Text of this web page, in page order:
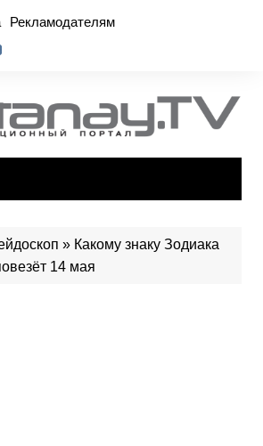
Рекламодателям
» Какому знаку Зодиака
14 мая